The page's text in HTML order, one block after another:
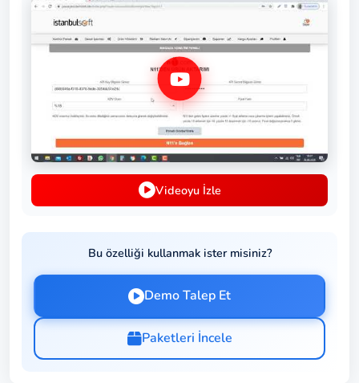
Videoyu İzle
Bu özelliği kullanmak ister misiniz?
Demo Talep Et
Paketleri İncele